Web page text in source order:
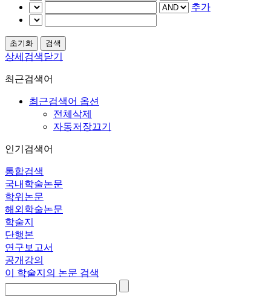
추가
상세검색닫기
최근검색어
최근검색어 옵션
전체삭제
자동저장끄기
인기검색어
통합검색
국내학술논문
학위논문
해외학술논문
학술지
단행본
연구보고서
공개강의
이 학술지의 논문 검색